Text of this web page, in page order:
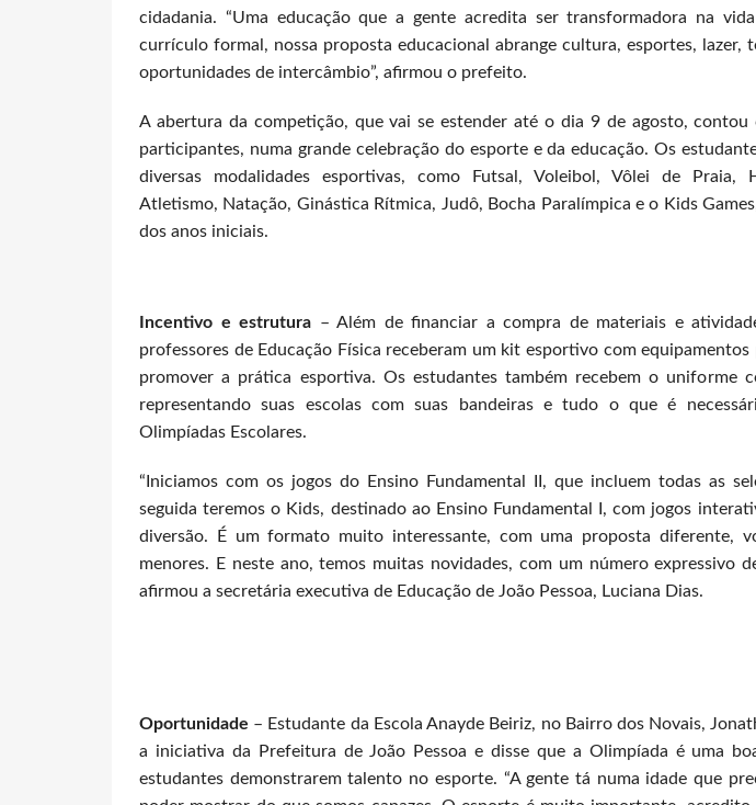
cidadania. “Uma educação que a gente acredita ser transformadora na
currículo formal, nossa proposta educacional abrange cultura, esportes, lazer,
oportunidades de intercâmbio”, afirmou o prefeito.
A abertura da competição, que vai se estender até o dia 9 de agosto, contou
participantes, numa grande celebração do esporte e da educação. Os
diversas modalidades esportivas, como Futsal, Voleibol, Vôlei de Praia,
Atletismo, Natação, Ginástica Rítmica, Judô, Bocha Paralímpica e o Kids
dos anos iniciais.
Incentivo e estrutura – Além de financiar a compra de materiais e
professores de Educação Física receberam um kit esportivo com equipamentos
promover a prática esportiva. Os estudantes também recebem o uniforme
representando suas escolas com suas bandeiras e tudo o que é
Olimpíadas Escolares.
“Iniciamos com os jogos do Ensino Fundamental II, que incluem todas as
seguida teremos o Kids, destinado ao Ensino Fundamental I, com jogos
diversão. É um formato muito interessante, com uma proposta diferente,
menores. E neste ano, temos muitas novidades, com um número expressivo
afirmou a secretária executiva de Educação de João Pessoa, Luciana Dias.
Oportunidade – Estudante da Escola Anayde Beiriz, no Bairro dos Novais,
a iniciativa da Prefeitura de João Pessoa e disse que a Olimpíada é uma
estudantes demonstrarem talento no esporte. “A gente tá numa idade que